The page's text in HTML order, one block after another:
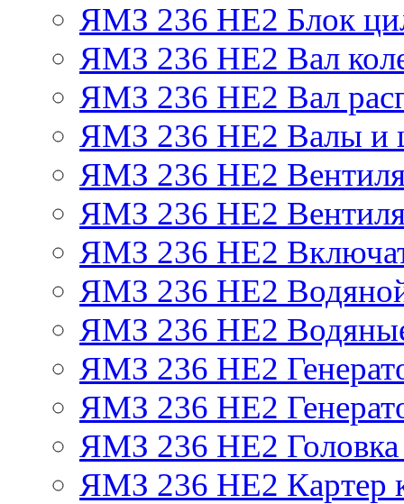
ЯМЗ 236 НЕ2 Блок
ЯМЗ 236 НЕ2 Вал
ЯМЗ 236 НЕ2 Вал
ЯМЗ 236 НЕ2 Валы и
ЯМЗ 236 НЕ2
ЯМЗ 236 НЕ2
ЯМЗ 236 НЕ2
ЯМЗ 236 НЕ2
ЯМЗ 236 НЕ2
ЯМЗ 236 НЕ2
ЯМЗ 236 НЕ2
ЯМЗ 236 НЕ2 Головка
ЯМЗ 236 НЕ2 Картер